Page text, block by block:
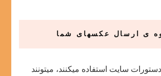
ی ارسال عکسهای شما
سایت استفاده میکنند، میتونند